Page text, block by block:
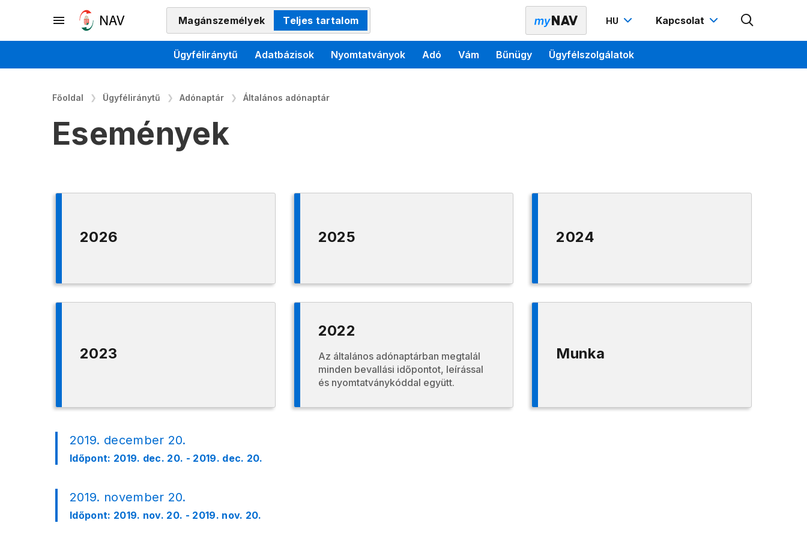
Magánszemélyek Teljes tartalom HU Kapcsolat
Ügyféliránytű Adatbázisok Nyomtatványok Adó Vám Bűnügy Ügyfélszolgálatok
Főoldal Ügyféliránytű Adónaptár Általános adónaptár
Események
2026 2025 2024
2023
2022
Az általános adónaptárban megtalál
minden bevallási időpontot, leírással
és nyomtatványkóddal együtt.
Munka
2019. december 20.
Időpont: 2019. dec. 20. - 2019. dec. 20.
2019. november 20.
Időpont: 2019. nov. 20. - 2019. nov. 20.